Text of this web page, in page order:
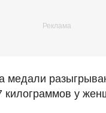
медали
килограммов у